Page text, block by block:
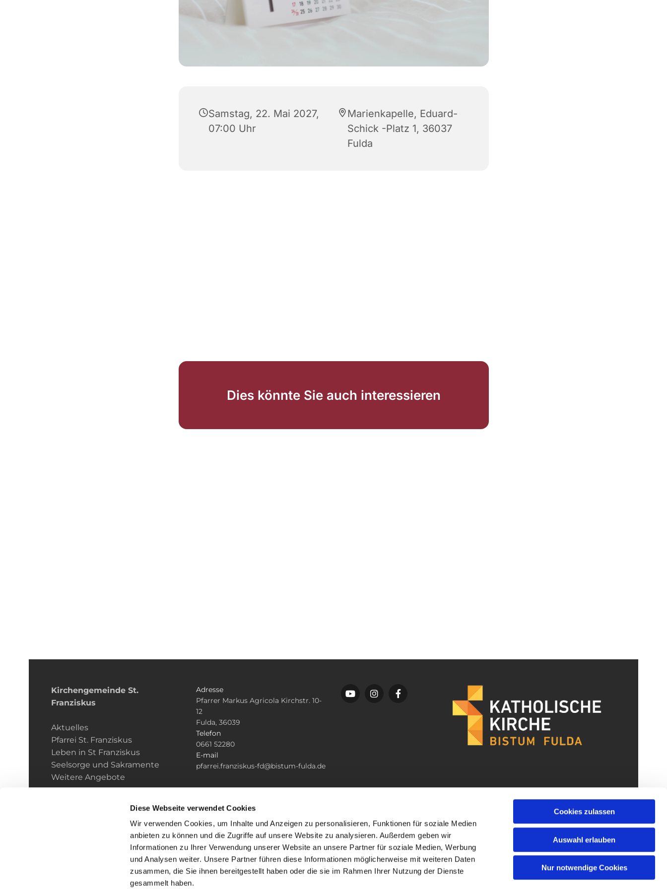
Diese Webseite verwendet Cookies
Wir verwenden Cookies, um Inhalte und Anzeigen zu personalisieren, Funktionen für soziale Medien
anbieten zu können und die Zugriffe auf unsere Website zu analysieren. Außerdem geben wir
Informationen zu Ihrer Verwendung unserer Website an unsere Partner für soziale Medien, Werbung
und Analysen weiter. Unsere Partner führen diese Informationen möglicherweise mit weiteren Daten
zusammen, die Sie ihnen bereitgestellt haben oder die sie im Rahmen Ihrer Nutzung der Dienste
gesammelt haben.
Cookies zulassen
Auswahl erlauben
Nur notwendige Cookies
Samstag, 22. Mai 2027,
07:00 Uhr
Marienkapelle, Eduard-
Schick -Platz 1, 36037
Fulda
Dies könnte Sie auch interessieren
Kirchengemeinde­­ St.
Franziskus
Aktuelles
Pfarrei St. Franziskus
Leben in St Franziskus
Seelsorge und Sakramente
Weitere Angebote
Adresse
Pfarrer Markus Agricola Kirchstr. 10-
12
Fulda, 36039
Telefon
0661 52280
E-mail
pfarrei.franziskus-fd@bistum-fulda.de
Impressum Datenschutzerklärung ChurchDesk-Login